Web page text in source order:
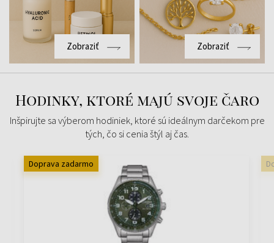
Zobraziť Zobraziť
Hodinky, ktoré majú svoje čaro
Inšpirujte sa výberom hodiniek, ktoré sú ideálnym darčekom pre
tých, čo si cenia štýl aj čas.
Doprava zadarmo